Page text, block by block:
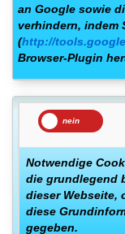
an Google sowie
verhindern, indem
(http://
Browser-Plugin
Notwendige
die grundlegend
dieser Webseite,
diese
gegeben.